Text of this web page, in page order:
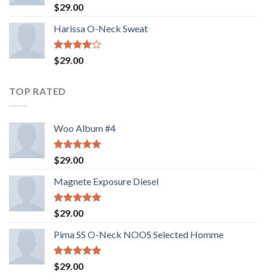
Valorado
con
3.50 de
5
$29.00
Harissa O-Neck Sweat
Valorado
con
$29.00
TOP RATED
Woo Album #4
Valorado
con
de 5
$29.00
Magnete Exposure Diesel
Valorado
con
de 5
$29.00
Pima SS O-Neck NOOS Selected Homme
Valorado
con
$29.00